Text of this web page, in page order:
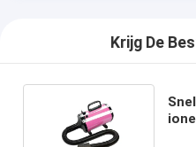
Krijg De